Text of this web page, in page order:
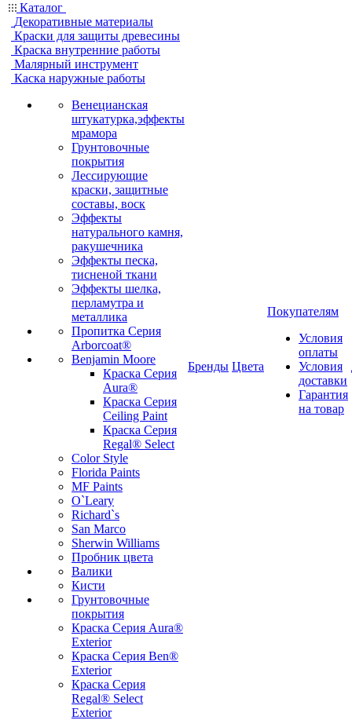
Каталог
Декоративные материалы
Краски для защиты древесины
Краска внутренние работы
Малярный инструмент
Каска наружные работы
Венецианская
штукатурка,эффекты
мрамора
Грунтовочные
покрытия
Лессирующие
краски, защитные
составы, воск
Эффекты
натурального камня,
ракушечника
Эффекты песка,
тисненой ткани
Эффекты шелка,
перламутра и
металлика
Пропитка Серия
Arborcoat®
Benjamin Moore
Краска Серия
Aura®
Краска Серия
Ceiling Paint
Краска Серия
Regal® Select
Color Style
Florida Paints
MF Paints
O`Leary
Richard`s
San Marco
Sherwin Williams
Пробник цвета
Валики
Кисти
Грунтовочные
покрытия
Краска Серия Aura®
Exterior
Краска Серия Ben®
Exterior
Краска Серия
Regal® Select
Exterior
Бренды Цвета
Покупателям
Условия
оплаты
Условия
доставки
Гарантия
на товар